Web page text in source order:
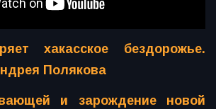
хакасское бездорожье.
Полякова
и зарождение новой